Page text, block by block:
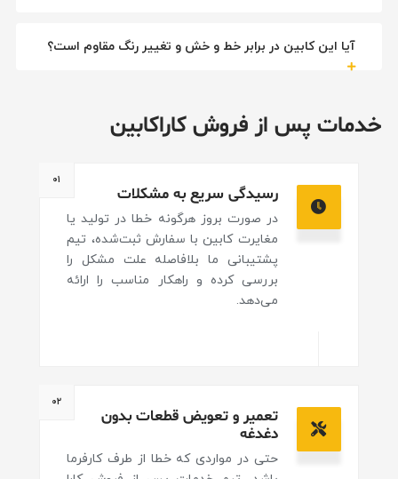
آیا این کابین در برابر خط و خش و تغییر رنگ مقاوم است؟
خدمات پس از فروش کاراکابین
۰۱
رسیدگی سریع به مشکلات
در صورت بروز هرگونه خطا در تولید یا
مغایرت کابین با سفارش ثبت‌شده، تیم
پشتیبانی ما بلافاصله علت مشکل را
بررسی کرده و راهکار مناسب را ارائه
می‌دهد.
۰۲
تعمیر و تعویض قطعات بدون
دغدغه
حتی در مواردی که خطا از طرف کارفرما